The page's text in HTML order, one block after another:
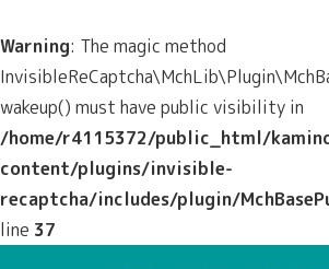
Warning: The magic method
wakeup() must have public visibility in
/home/r4115372/public_html/
content/plugins/invisible-
recaptcha/includes/plugin/
line 37